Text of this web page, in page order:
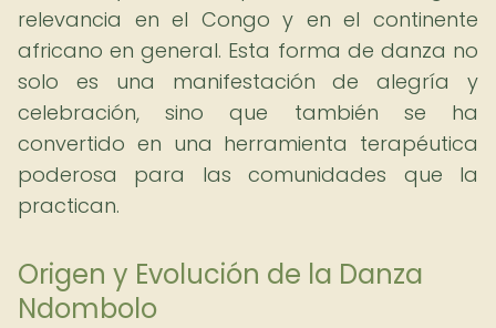
relevancia en el Congo y en el continente
africano en general. Esta forma de danza no
solo es una manifestación de alegría y
celebración, sino que también se ha
convertido en una herramienta terapéutica
poderosa para las comunidades que la
practican.
Origen y Evolución de la Danza
Ndombolo